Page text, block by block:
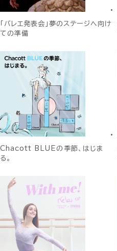
「バレエ発表会」夢のステージへ向け
ての準備
Chacott BLUEの季節、はじま
る。